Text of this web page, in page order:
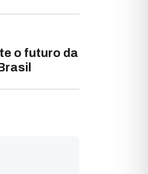
o futuro da